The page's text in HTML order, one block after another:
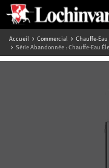
Accueil Commercial
Chauffe-
Série Abandonnée : Chauffe-Eau